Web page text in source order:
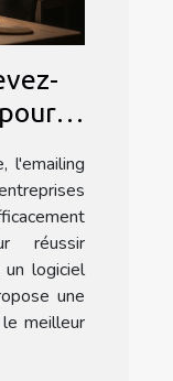
l'emailing
réussir
un logiciel
une
meilleur